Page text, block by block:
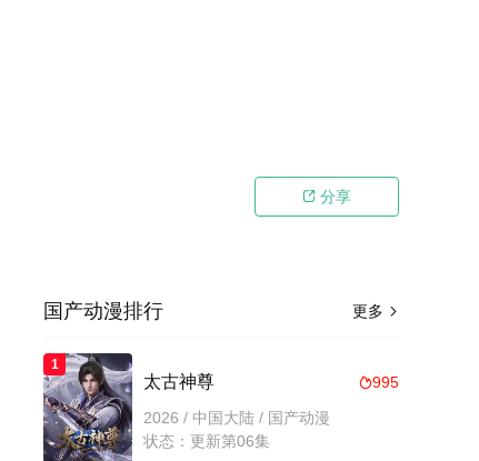
 分享
更多 
国产动漫排行
1
995
太古神尊
2026 / 中国大陆 / 国产动漫
状态：更新第06集